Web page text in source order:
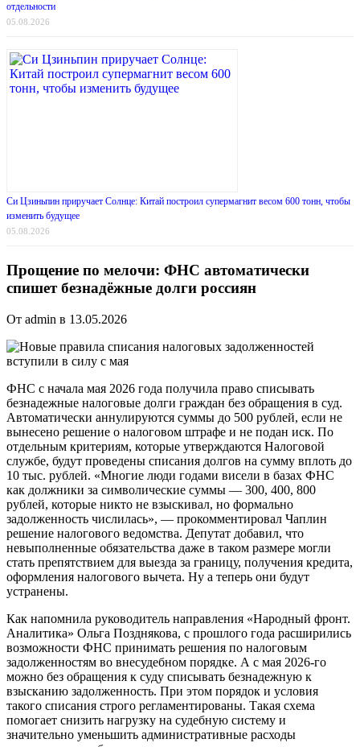
отдельности
05.08.2026
Си Цзиньпин приручает Солнце: Китай построил супермагнит весом 600 тонн, чтобы
изменить будущее
05.08.2026
Прощение по мелочи: ФНС автоматически
спишет безнадёжные долги россиян
От admin в 13.05.2026
ФНС с начала мая 2026 года получила право списывать
безнадежные налоговые долги граждан без обращения в суд.
Автоматически аннулируются суммы до 500 рублей, если не
вынесено решение о налоговом штрафе и не подан иск. По
отдельным критериям, которые утверждаются Налоговой
службе, будут проведены списания долгов на сумму вплоть до
10 тыс. рублей. «Многие люди годами висели в базах ФНС
как должники за символические суммы — 300, 400, 800
рублей, которые никто не взыскивал, но формально
задолженность числилась», — прокомментировал Чаплин
решение налогового ведомства. Депутат добавил, что
невыполненные обязательства даже в таком размере могли
стать препятствием для выезда за границу, получения кредита,
оформления налогового вычета. Ну а теперь они будут
устранены.
Как напомнила руководитель направления «Народный фронт.
Аналитика» Ольга Позднякова, с прошлого года расширились
возможности ФНС принимать решения по налоговым
задолженностям во внесудебном порядке. А с мая 2026-го
можно без обращения к суду списывать безнадежную к
взысканию задолженность. При этом порядок и условия
такого списания строго регламентированы. Такая схема
помогает снизить нагрузку на судебную систему и
значительно уменьшить административные расходы